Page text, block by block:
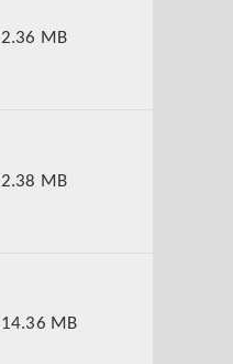
2.36 MB
2.38 MB
14.36 MB